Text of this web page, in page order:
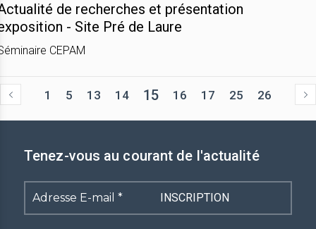
de recherches et présentation
- Site Pré de Laure
CEPAM
1 5 13 14 15 16 17 25 26
Tenez-vous au courant de l'actualité
Adresse
E-